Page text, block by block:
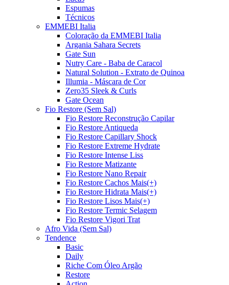
Espumas
Técnicos
EMMEBI Italia
Coloração da EMMEBI Italia
Argania Sahara Secrets
Gate Sun
Nutry Care - Baba de Caracol
Natural Solution - Extrato de Quinoa
Illumia - Máscara de Cor
Zero35 Sleek & Curls
Gate Ocean
Fio Restore (Sem Sal)
Fio Restore Reconstrução Capilar
Fio Restore Antiqueda
Fio Restore Capillary Shock
Fio Restore Extreme Hydrate
Fio Restore Intense Liss
Fio Restore Matizante
Fio Restore Nano Repair
Fio Restore Cachos Mais(+)
Fio Restore Hidrata Mais(+)
Fio Restore Lisos Mais(+)
Fio Restore Termic Selagem
Fio Restore Vigori Trat
Afro Vida (Sem Sal)
Tendence
Basic
Daily
Riche Com Óleo Argão
Restore